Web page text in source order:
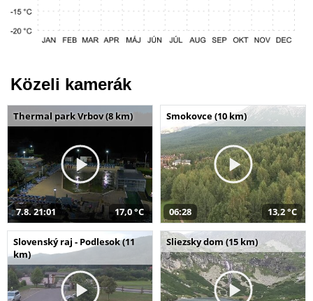
Közeli kamerák
Thermal park Vrbov (8 km)
7.8. 21:01 17,0 °C
Smokovce (10 km)
06:28 13,2 °C
Slovenský raj - Podlesok (11
km)
Sliezsky dom (15 km)